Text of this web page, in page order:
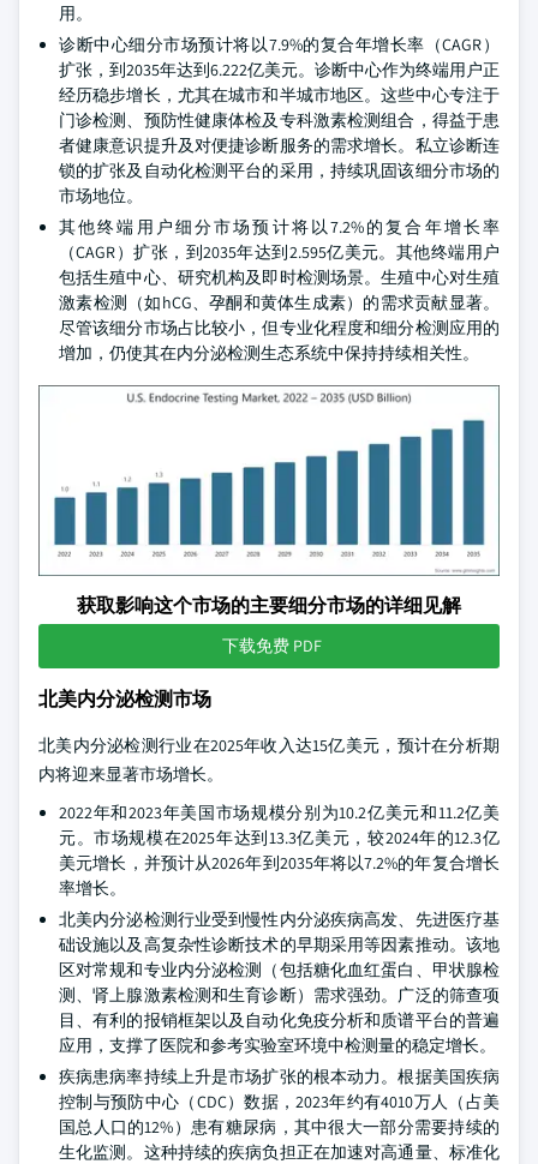
用。
诊断中心细分市场预计将以7.9%的复合年增长率（CAGR）
扩张，到2035年达到6.222亿美元。诊断中心作为终端用户正
经历稳步增长，尤其在城市和半城市地区。这些中心专注于
门诊检测、预防性健康体检及专科激素检测组合，得益于患
者健康意识提升及对便捷诊断服务的需求增长。私立诊断连
锁的扩张及自动化检测平台的采用，持续巩固该细分市场的
市场地位。
其他终端用户细分市场预计将以7.2%的复合年增长率
（CAGR）扩张，到2035年达到2.595亿美元。其他终端用户
包括生殖中心、研究机构及即时检测场景。生殖中心对生殖
激素检测（如hCG、孕酮和黄体生成素）的需求贡献显著。
尽管该细分市场占比较小，但专业化程度和细分检测应用的
增加，仍使其在内分泌检测生态系统中保持持续相关性。
获取影响这个市场的主要细分市场的详细见解
下载免费 PDF
北美内分泌检测市场
北美内分泌检测行业在2025年收入达15亿美元，预计在分析期
内将迎来显著市场增长。
2022年和2023年美国市场规模分别为10.2亿美元和11.2亿美
元。市场规模在2025年达到13.3亿美元，较2024年的12.3亿
美元增长，并预计从2026年到2035年将以7.2%的年复合增长
率增长。
北美内分泌检测行业受到慢性内分泌疾病高发、先进医疗基
础设施以及高复杂性诊断技术的早期采用等因素推动。该地
区对常规和专业内分泌检测（包括糖化血红蛋白、甲状腺检
测、肾上腺激素检测和生育诊断）需求强劲。广泛的筛查项
目、有利的报销框架以及自动化免疫分析和质谱平台的普遍
应用，支撑了医院和参考实验室环境中检测量的稳定增长。
疾病患病率持续上升是市场扩张的根本动力。根据美国疾病
控制与预防中心（CDC）数据，2023年约有4010万人（占美
国总人口的12%）患有糖尿病，其中很大一部分需要持续的
生化监测。这种持续的疾病负担正在加速对高通量、标准化